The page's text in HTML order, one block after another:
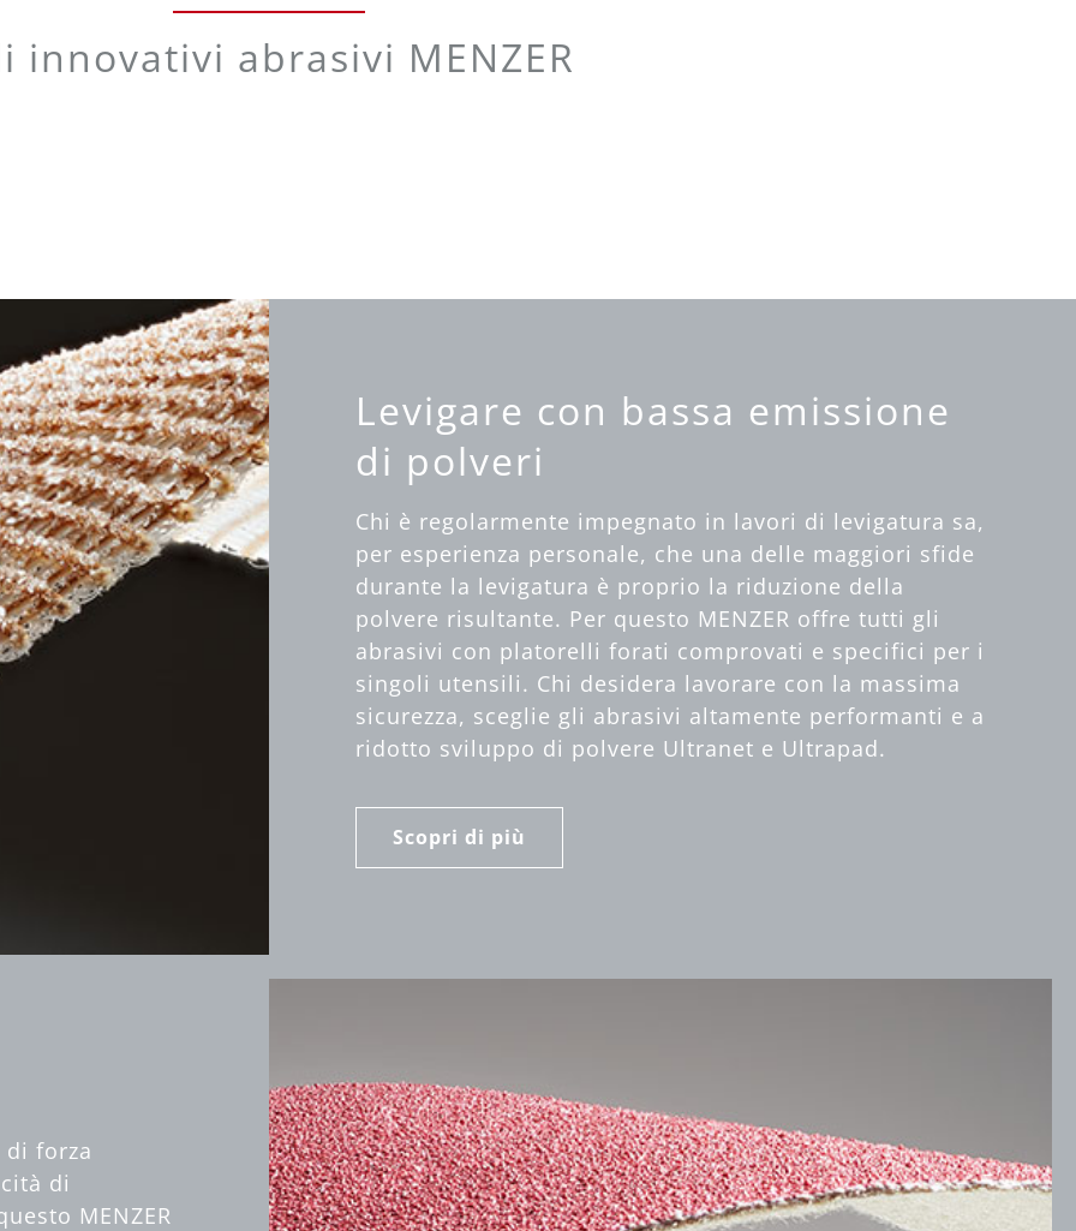
innovativi abrasivi MENZER
Levigare con bassa emissione
di polveri
Chi è regolarmente impegnato in lavori di levigatura sa,
per esperienza personale, che una delle maggiori sfide
durante la levigatura è proprio la riduzione della
polvere risultante. Per questo MENZER offre tutti gli
abrasivi con platorelli forati comprovati e specifici per i
singoli utensili. Chi desidera lavorare con la massima
sicurezza, sceglie gli abrasivi altamente performanti e a
ridotto sviluppo di polvere Ultranet e Ultrapad.
Scopri di più
forza
di
MENZER